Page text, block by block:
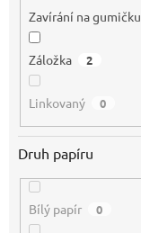
Zavírání na gumičku
Záložka 2
Linkovaný 0
Druh papíru
Bílý papír 0